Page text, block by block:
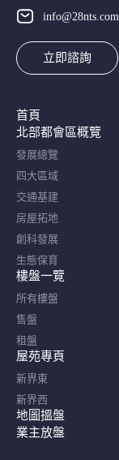
info@28nts.com
立即諮詢
首頁
北部都會區概覽​
發展總覽
四大區域
交通基建
房屋拓地
創科發展
生態保育
樓盤一覽
所有樓盤
售盤
租盤
屋苑專頁
新界東
新界西
地圖搵盤
業主放盤